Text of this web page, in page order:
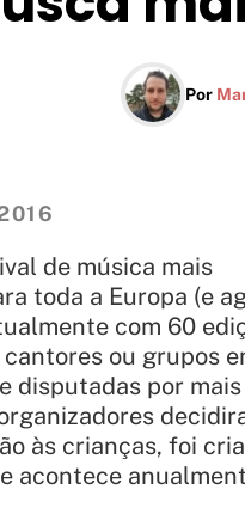
Por
de música mais
toda a Europa (e
com 60
ou grupos
disputadas por
às crianças, foi
acontece